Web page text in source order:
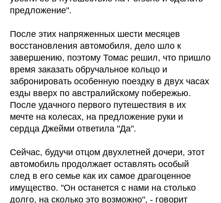
предложение".
После этих напряженных шести месяцев
восстановления автомобиля, дело шло к
завершению, поэтому Томас решил, что пришло
время заказать обручальное кольцо и
забронировать особенную поездку в двух часах
езды вверх по австралийскому побережью.
После удачного первого путешествия в их
мечте на колесах, на предложение руки и
сердца Джейми ответила "Да".
Сейчас, будучи отцом двухлетней дочери, этот
автомобиль продолжает оставлять особый
след в его семье как их самое драгоценное
имущество. "Он останется с нами на столько
долго, на сколько это возможно", - говорит